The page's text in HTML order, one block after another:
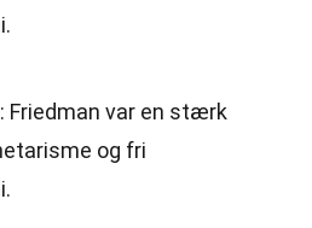
: Friedman var en stærk
og fri